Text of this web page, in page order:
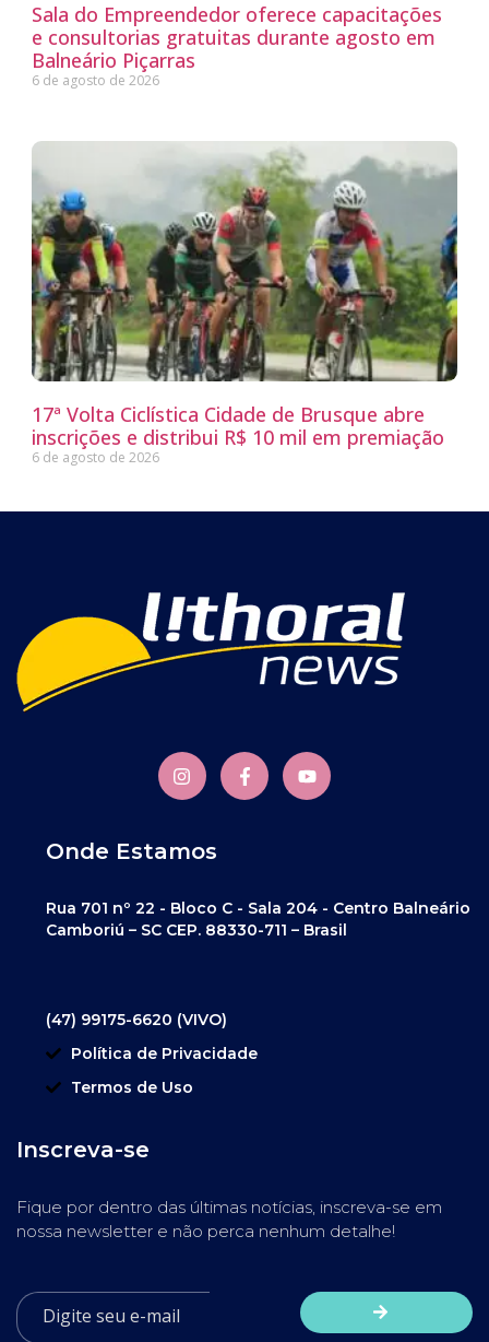
Sala do Empreendedor oferece capacitações
e consultorias gratuitas durante agosto em
Balneário Piçarras
6 de agosto de 2026
17ª Volta Ciclística Cidade de Brusque abre
inscrições e distribui R$ 10 mil em premiação
6 de agosto de 2026
Onde Estamos
Rua 701 nº 22 - Bloco C - Sala 204 - Centro Balneário
Camboriú – SC CEP. 88330-711 – Brasil
(47) 99175-6620 (VIVO)
Política de Privacidade
Termos de Uso
Inscreva-se
Fique por dentro das últimas notícias, inscreva-se em
nossa newsletter e não perca nenhum detalhe!